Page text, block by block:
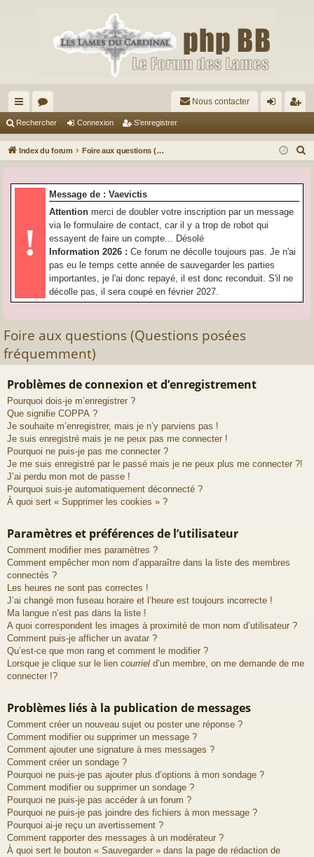
cc
ès
pi
or
u
s
Nous contacter
ne
on
nr
ist
Rechercher Connexion S’enregistrer
Index du forum Foire aux questions (Questions posées fréquemment)
!
Message de : Vaevictis
Attention merci de doubler votre inscription par un message
via le formulaire de contact, car il y a trop de robot qui
essayent de faire un compte... Désolé
Information 2026 : Ce forum ne décolle toujours pas. Je n'ai
pas eu le temps cette année de sauvegarder les parties
importantes, je l'ai donc repayé, il est donc reconduit. S'il ne
décolle pas, il sera coupé en février 2027.
Foire aux questions (Questions posées
fréquemment)
Problèmes de connexion et d’enregistrement
Pourquoi dois-je m’enregistrer ?
Que signifie COPPA ?
Je souhaite m’enregistrer, mais je n’y parviens pas !
Je suis enregistré mais je ne peux pas me connecter !
Pourquoi ne puis-je pas me connecter ?
Je me suis enregistré par le passé mais je ne peux plus me connecter ?!
J’ai perdu mon mot de passe !
Pourquoi suis-je automatiquement déconnecté ?
À quoi sert « Supprimer les cookies » ?
Paramètres et préférences de l’utilisateur
Comment modifier mes paramètres ?
Comment empêcher mon nom d’apparaître dans la liste des membres
connectés ?
Les heures ne sont pas correctes !
J’ai changé mon fuseau horaire et l’heure est toujours incorrecte !
Ma langue n’est pas dans la liste !
A quoi correspondent les images à proximité de mon nom d’utilisateur ?
Comment puis-je afficher un avatar ?
Qu’est-ce que mon rang et comment le modifier ?
Lorsque je clique sur le lien courriel d’un membre, on me demande de me
connecter !?
Problèmes liés à la publication de messages
Comment créer un nouveau sujet ou poster une réponse ?
Comment modifier ou supprimer un message ?
Comment ajouter une signature à mes messages ?
Comment créer un sondage ?
Pourquoi ne puis-je pas ajouter plus d’options à mon sondage ?
Comment modifier ou supprimer un sondage ?
Pourquoi ne puis-je pas accéder à un forum ?
Pourquoi ne puis-je pas joindre des fichiers à mon message ?
Pourquoi ai-je reçu un avertissement ?
Comment rapporter des messages à un modérateur ?
À quoi sert le bouton « Sauvegarder » dans la page de rédaction de